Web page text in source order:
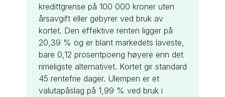
kredittgrense på 100 000 kroner uten
årsavgift eller gebyrer ved bruk av
kortet. Den effektive renten ligger på
20,39 % og er blant markedets laveste,
bare 0,12 prosentpoeng høyere enn det
rimeligste alternativet. Kortet gir standard
45 rentefrie dager. Ulempen er et
valutapåslag på 1,99 % ved bruk i